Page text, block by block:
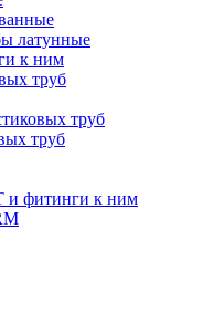
латунные
к ним
труб
труб
труб
и фитинги к ним